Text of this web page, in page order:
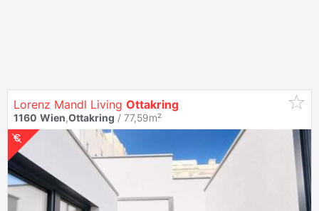
Lorenz Mandl Living Ottakring
1160 Wien,Ottakring / 77,59m²